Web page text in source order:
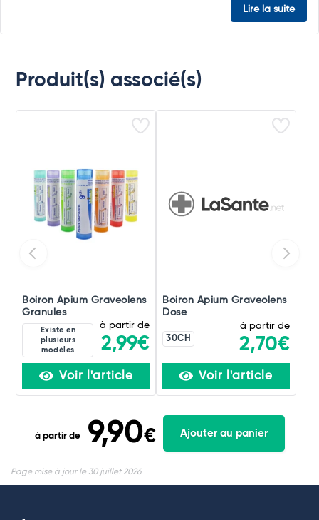
Lire la suite
Produit(s) associé(s)
Boiron Apium Graveolens
Granules
Existe en
plusieurs
modèles
à partir de
2,99€
Voir l'article
Boiron Apium Graveolens
Dose
30CH
à partir de
2,70€
Voir l'article
à partir de 9,90€ Ajouter au panier
Page mise à jour le 30 juillet 2026